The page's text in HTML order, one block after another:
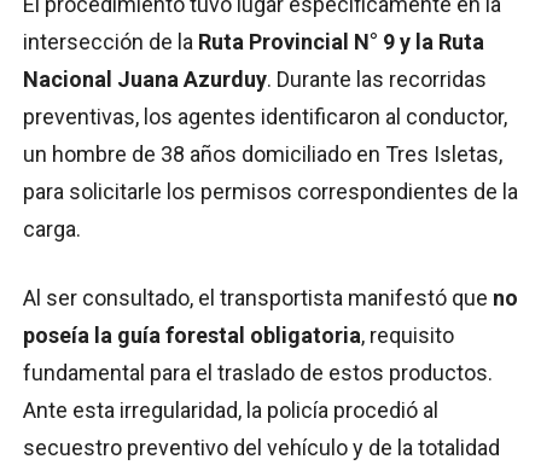
intersección de la Ruta Provincial N° 9 y la Ruta
Nacional Juana Azurduy. Durante las recorridas
preventivas, los agentes identificaron al conductor,
un hombre de 38 años domiciliado en Tres Isletas,
para solicitarle los permisos correspondientes de la
carga.
Al ser consultado, el transportista manifestó que no
poseía la guía forestal obligatoria, requisito
fundamental para el traslado de estos productos.
Ante esta irregularidad, la policía procedió al
secuestro preventivo del vehículo y de la totalidad